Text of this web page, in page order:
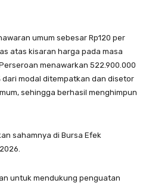
umum sebesar Rp120 per
atas kisaran harga pada masa
menawarkan 522.900.000
modal ditempatkan dan disetor
sehingga berhasil menghimpun
sahamnya di Bursa Efek
untuk mendukung penguatan